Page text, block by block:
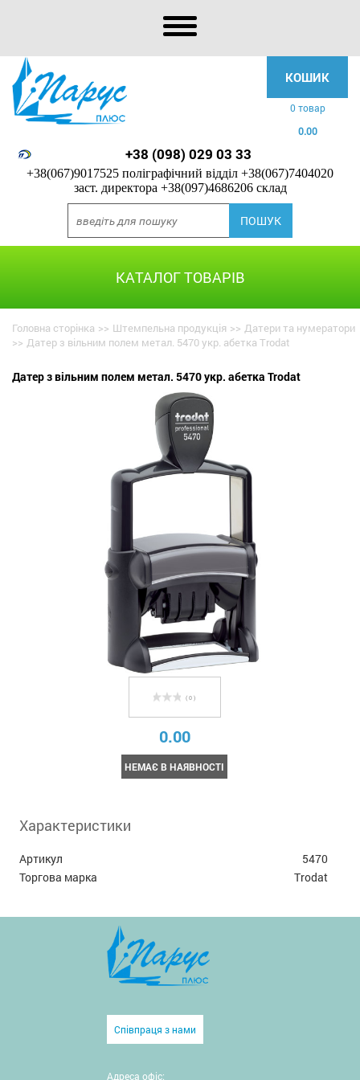
КОШИК
0 товар
0.00
+38 (098) 029 03 33
+38(067)9017525 поліграфічний відділ +38(067)7404020
заст. директора +38(097)4686206 склад
КАТАЛОГ ТОВАРІВ
Головна сторінка >> Штемпельна продукція >> Датери та нумератори
>> Датер з вільним полем метал. 5470 укр. абетка Trodat
Датер з вільним полем метал. 5470 укр. абетка Trodat
( 0 )
0.00
НЕМАЄ В НАЯВНОСТІ
Характеристики
Артикул
5470
Торгова марка
Trodat
Співпраця з нами
Адреса офіс: